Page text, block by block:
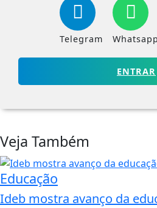
Telegram Whatsapp
ENTRAR
Veja Também
Educação
Ideb mostra avanço da